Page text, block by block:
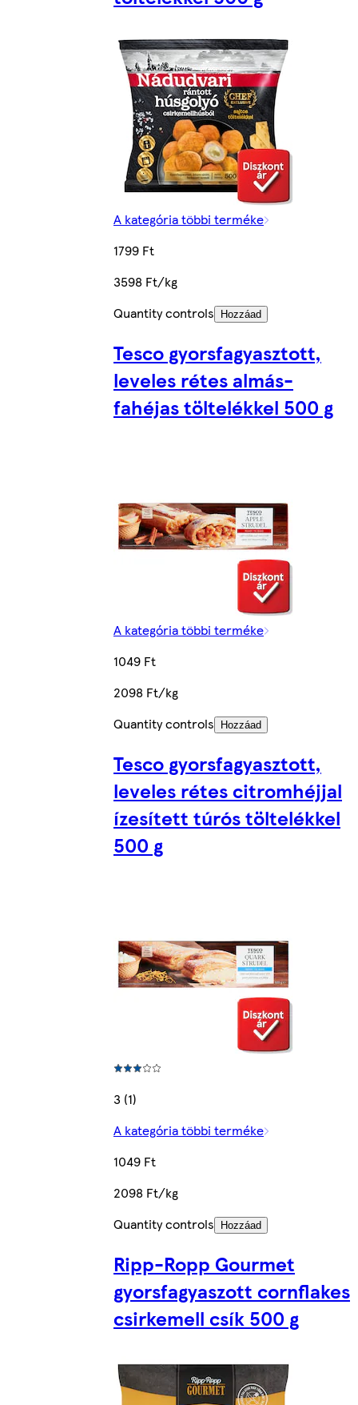
A kategória többi terméke
1799 Ft
3598 Ft/kg
Quantity controls
Hozzáad
Tesco gyorsfagyasztott,
leveles rétes almás-
fahéjas töltelékkel 500 g
A kategória többi terméke
1049 Ft
2098 Ft/kg
Quantity controls
Hozzáad
Tesco gyorsfagyasztott,
leveles rétes citromhéjjal
ízesített túrós töltelékkel
500 g
3 (1)
A kategória többi terméke
1049 Ft
2098 Ft/kg
Quantity controls
Hozzáad
Ripp-Ropp Gourmet
gyorsfagyaszott cornflakes
csirkemell csík 500 g